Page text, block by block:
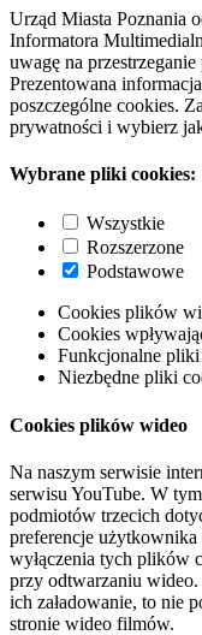
Urząd Miasta Poznania
Informatora
uwagę na
Prezentowana
poszczególne cookies.
prywatności i wybierz
Wybrane pliki cookies:
Wszystkie
Rozszerzone
Podstawowe
Cookies plików
Cookies
Funkcjonalne pliki
Niezbędne pliki
Cookies plików wideo
Na naszym serwisie
serwisu YouTube. W
podmiotów trzecich
preferencje
wyłączenia tych plików
przy odtwarzaniu
ich załadowanie, to nie
stronie wideo filmów.